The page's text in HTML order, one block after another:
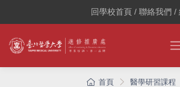
回學校首頁 / 聯絡我們 /
首頁
醫學研習課程